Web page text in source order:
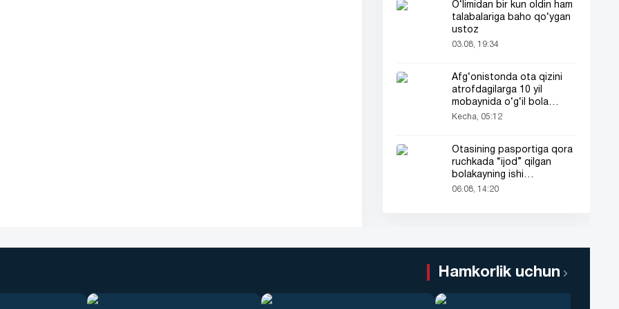
O‘limidan bir kun oldin ham
talabalariga baho qo‘ygan
ustoz
03.08, 19:34
Afg‘onistonda ota qizini
atrofdagilarga 10 yil
mobaynida o‘g‘il bola
sifatida tanishtirdi
Kecha, 05:12
Otasining pasportiga qora
ruchkada “ijod” qilgan
bolakayning ishi
barchaning diqqatini tortdi
06.08, 14:20
Hamkorlik uchun